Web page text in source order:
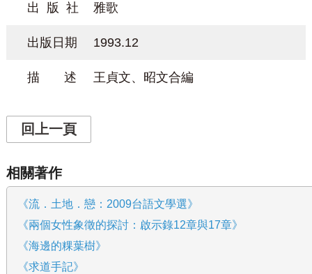
出 版 社 雅歌
出版日期 1993.12
描 述 王貞文、昭文合編
回上一頁
相關著作
《流．土地．戀：2009台語文學選》
《兩個女性象徵的探討：啟示錄12章與17章》
《海邊的粿葉樹》
《求道手記》